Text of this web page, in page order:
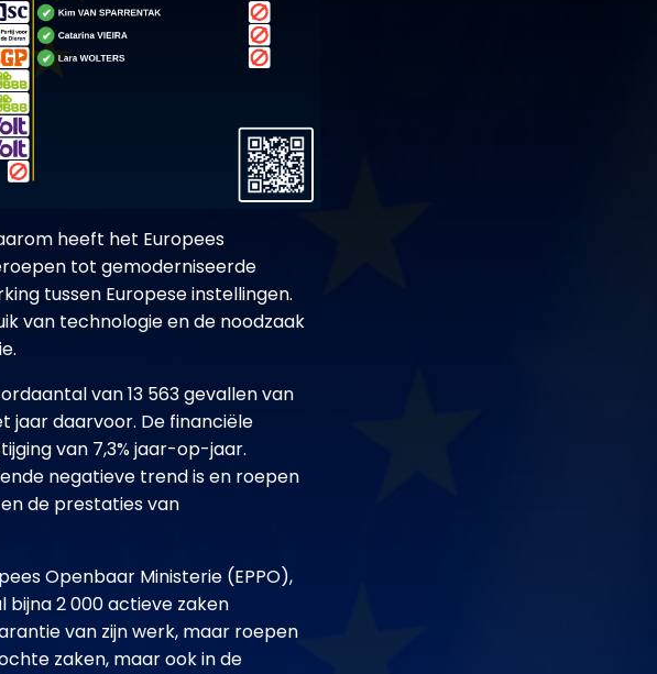
heeft het Europees
tot gemoderniseerde
tussen Europese instellingen.
van technologie en de noodzaak
van 13 563 gevallen van
jaar daarvoor. De financiële
van 7,3% jaar-op-jaar.
negatieve trend is en roepen
de prestaties van
Openbaar Ministerie (EPPO),
bijna 2 000 actieve zaken
van zijn werk, maar roepen
zaken, maar ook in de